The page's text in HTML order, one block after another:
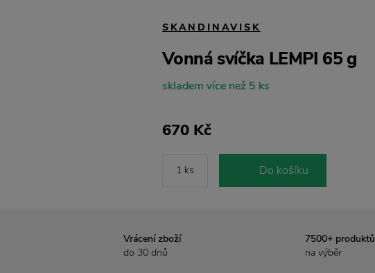
SKANDINAVISK
Vonná svíčka LEMPI 65 g
skladem více než 5 ks
670 Kč
Do košíku
Vrácení zboží
do 30 dnů
7500+ produktů
na výběr